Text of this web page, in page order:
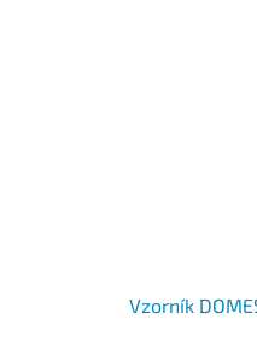
Vzorník